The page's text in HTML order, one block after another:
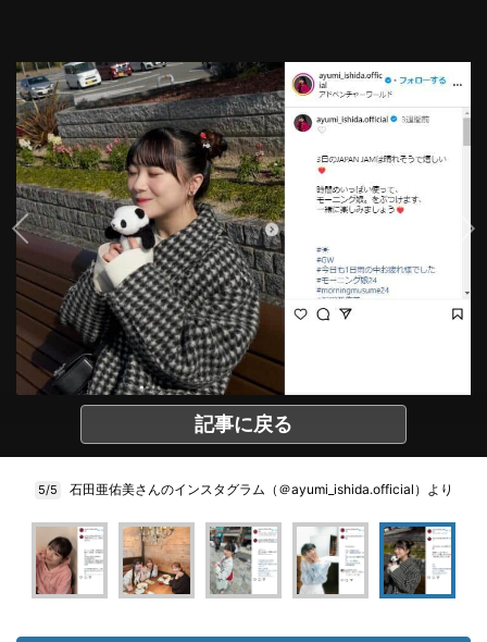
記事に戻る
5/5 石田亜佑美さんのインスタグラム（＠ayumi_ishida.official）より